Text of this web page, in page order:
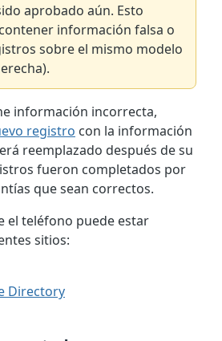
aprobado aún. Esto
información falsa o
sobre el mismo modelo
información incorrecta,
registro con la información
reemplazado después de su
fueron completados por
que sean correctos.
el teléfono puede estar
sitios:
Directory